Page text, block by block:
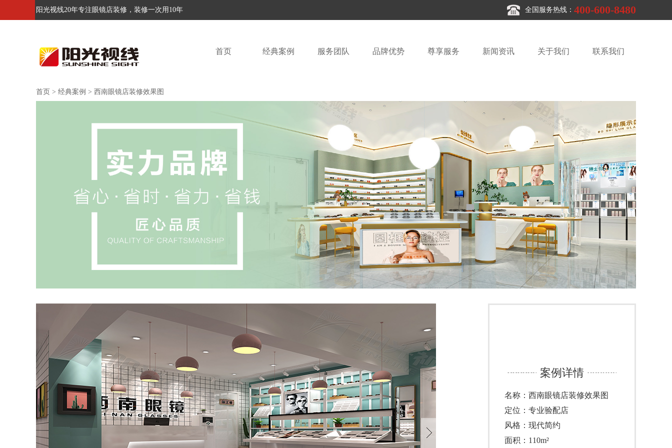
阳光视线20年专注眼镜店装修，装修一次用10年 全国服务热线： 400-600-8480
首页 经典案例 服务团队 品牌优势 尊享服务 新闻资讯 关于我们 联系我们
首页 > 经典案例 > 西南眼镜店装修效果图
案例详情
名称：西南眼镜店装修效果图
定位：专业验配店
风格：现代简约
面积：110m²